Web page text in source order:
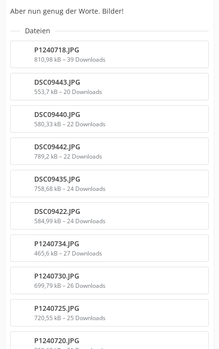
Aber nun genug der Worte. Bilder!
Dateien
P1240718.JPG
810,98 kB – 39 Downloads
DSC09443.JPG
553,7 kB – 20 Downloads
DSC09440.JPG
580,33 kB – 22 Downloads
DSC09442.JPG
789,2 kB – 22 Downloads
DSC09435.JPG
758,68 kB – 24 Downloads
DSC09422.JPG
584,99 kB – 24 Downloads
P1240734.JPG
465,6 kB – 27 Downloads
P1240730.JPG
699,79 kB – 26 Downloads
P1240725.JPG
720,55 kB – 25 Downloads
P1240720.JPG